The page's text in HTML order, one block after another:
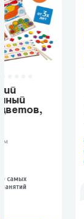
см
самых
занятий